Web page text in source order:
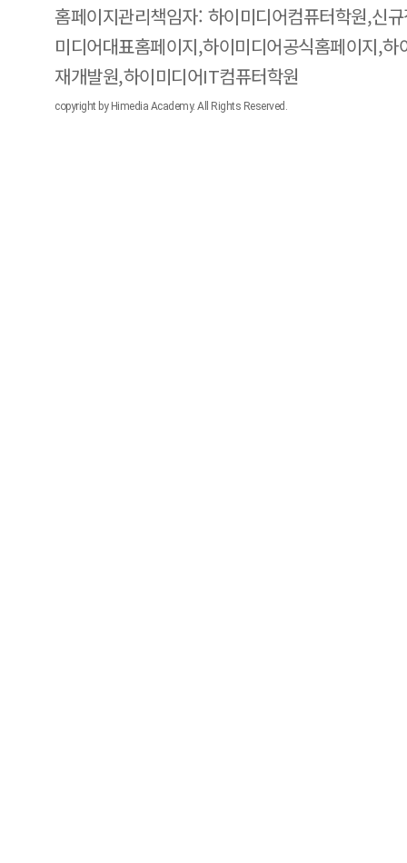
홈페이지관리책임자: 하이미디어컴퓨터학원,신
미디어대표홈페이지,하이미디어공식홈페이지,
재개발원,하이미디어IT컴퓨터학원
copyright by Himedia Academy. All Rights Reserved.